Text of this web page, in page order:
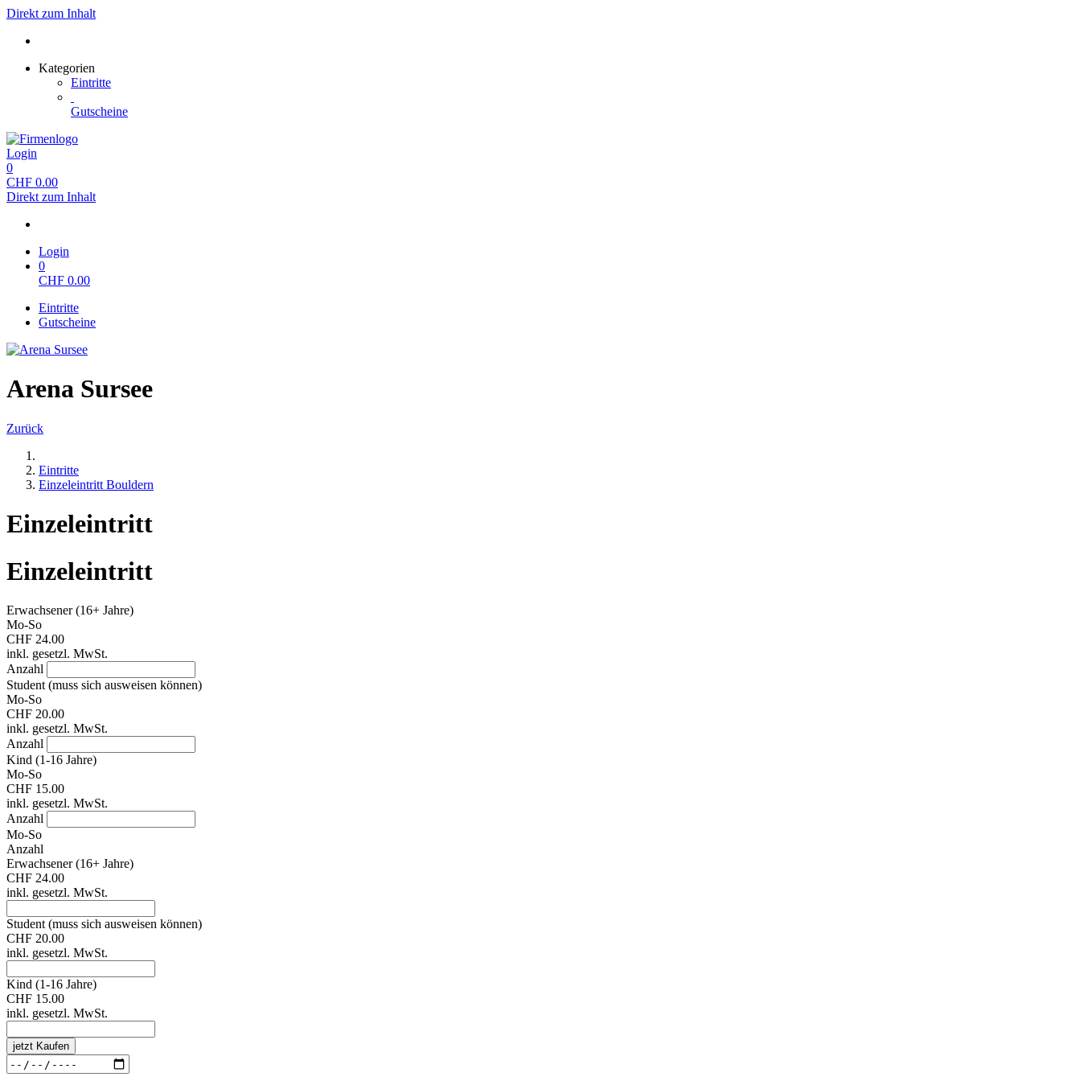
Direkt zum Inhalt
Kategorien
Eintritte
Gutscheine
Login
0
CHF 0.00
Direkt zum Inhalt
Login
0
CHF 0.00
Eintritte
Gutscheine
Arena Sursee
Zurück
Eintritte
Einzeleintritt Bouldern
Einzeleintritt
Einzeleintritt
Erwachsener (16+ Jahre)
Mo-So
CHF 24.00
inkl. gesetzl. MwSt.
Anzahl
Student (muss sich ausweisen können)
Mo-So
CHF 20.00
inkl. gesetzl. MwSt.
Anzahl
Kind (1-16 Jahre)
Mo-So
CHF 15.00
inkl. gesetzl. MwSt.
Anzahl
Mo-So
Anzahl
Erwachsener (16+ Jahre)
CHF 24.00
inkl. gesetzl. MwSt.
Student (muss sich ausweisen können)
CHF 20.00
inkl. gesetzl. MwSt.
Kind (1-16 Jahre)
CHF 15.00
inkl. gesetzl. MwSt.
jetzt Kaufen